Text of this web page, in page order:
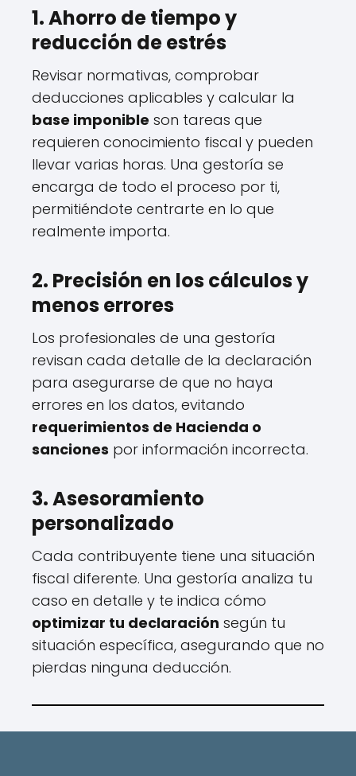
1. Ahorro de tiempo y
reducción de estrés
Revisar normativas, comprobar
deducciones aplicables y calcular la
base imponible son tareas que
requieren conocimiento fiscal y pueden
llevar varias horas. Una gestoría se
encarga de todo el proceso por ti,
permitiéndote centrarte en lo que
realmente importa.
2. Precisión en los cálculos y
menos errores
Los profesionales de una gestoría
revisan cada detalle de la declaración
para asegurarse de que no haya
errores en los datos, evitando
requerimientos de Hacienda o
sanciones por información incorrecta.
3. Asesoramiento
personalizado
Cada contribuyente tiene una situación
fiscal diferente. Una gestoría analiza tu
caso en detalle y te indica cómo
optimizar tu declaración según tu
situación específica, asegurando que no
pierdas ninguna deducción.